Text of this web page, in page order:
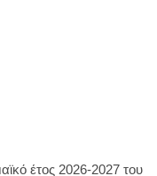
έτος 2026-2027 του